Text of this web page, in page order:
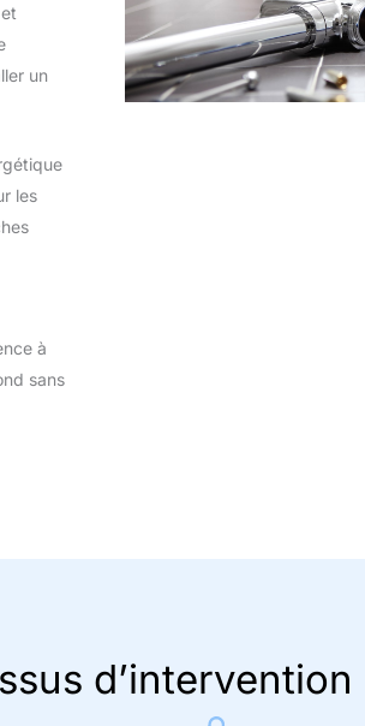
un
les
à
sans
d’intervention